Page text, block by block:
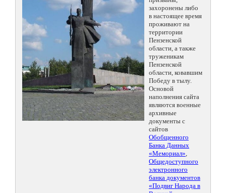
захоронены либо
в настоящее время
проживают на
территории
Пензенской
области, а также
труженикам
Пензенской
области, ковавшим
Победу в тылу.
Основой
наполнения сайта
являются военные
архивные
документы с
сайтов
Обобщенного
Банка Данных
«Мемориал»,
Общедоступного
электронного
банка документов
«Подвиг Народа в